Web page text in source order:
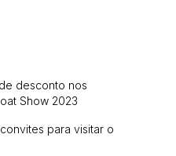
desconto nos
Show 2023
para visitar o